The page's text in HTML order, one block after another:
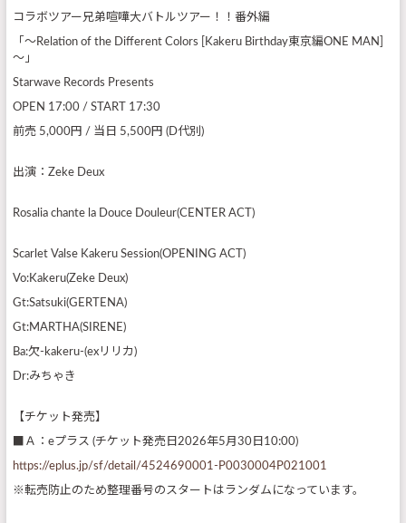
コラボツアー兄弟喧嘩大バトルツアー！！番外編
「～Relation of the Different Colors [Kakeru Birthday東京編ONE MAN]
～」
Starwave Records Presents
OPEN 17:00 / START 17:30
前売 5,000円 / 当日 5,500円 (D代別)
出演：Zeke Deux
Rosalia chante la Douce Douleur(CENTER ACT)
Scarlet Valse Kakeru Session(OPENING ACT)
Vo:Kakeru(Zeke Deux)
Gt:Satsuki(GERTENA)
Gt:MARTHA(SIRENE)
Ba:欠-kakeru-(exリリカ)
Dr:みちゃき
【チケット発売】
■Ａ：eプラス (チケット発売日2026年5月30日10:00)
https://eplus.jp/sf/detail/4524690001-P0030004P021001
※転売防止のため整理番号のスタートはランダムになっています。